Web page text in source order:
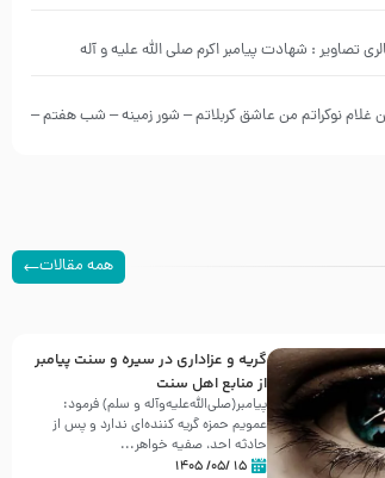
تصاویر : شهادت پیامبر اکرم صلی الله علیه و آله
غلام نوکراتم من عاشق کربلاتم – شور زمینه – شب هفتم –
همه مقالات
گریه و عزاداری در سیره و سنت پیامبر
از منابع اهل سنت
پیامبر(صلی‌الله‌علیه‌وآله و سلم) فرمود:
عمویم حمزه گریه کننده‌ای ندارد و پس از
حادثه احد، صفیه خواهر...
۱۵ /۰۵/ ۱۴۰۵